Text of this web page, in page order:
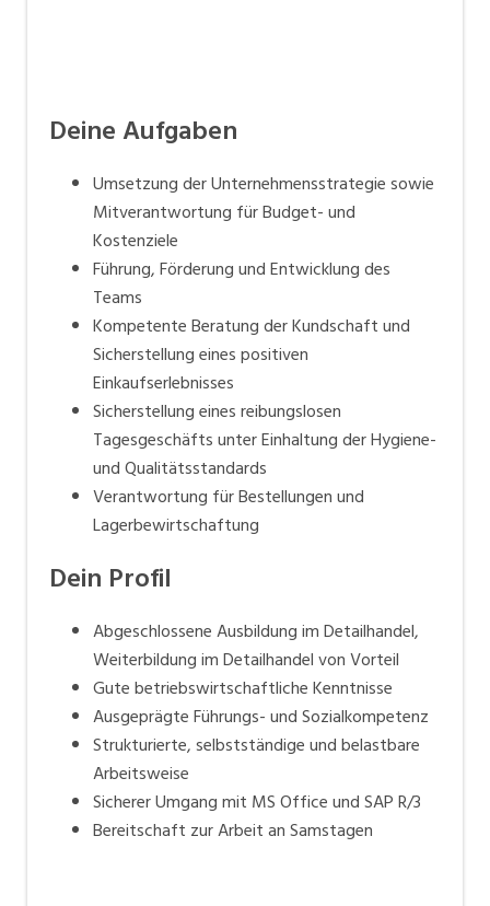
Deine Aufgaben
Umsetzung der Unternehmensstrategie sowie
Mitverantwortung für Budget- und
Kostenziele
Führung, Förderung und Entwicklung des
Teams
Kompetente Beratung der Kundschaft und
Sicherstellung eines positiven
Einkaufserlebnisses
Sicherstellung eines reibungslosen
Tagesgeschäfts unter Einhaltung der Hygiene-
und Qualitätsstandards
Verantwortung für Bestellungen und
Lagerbewirtschaftung
Dein Profil
Abgeschlossene Ausbildung im Detailhandel,
Weiterbildung im Detailhandel von Vorteil
Gute betriebswirtschaftliche Kenntnisse
Ausgeprägte Führungs- und Sozialkompetenz
Strukturierte, selbstständige und belastbare
Arbeitsweise
Sicherer Umgang mit MS Office und SAP R/3
Bereitschaft zur Arbeit an Samstagen